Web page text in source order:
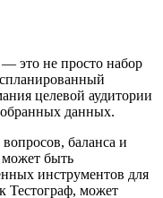
это не просто набор
целевой аудитории
данных.
баланса и
может быть
инструментов для
Тестограф, может